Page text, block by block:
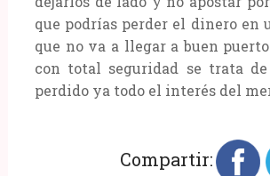
que podrías perder el dinero en
que no va a llegar a buen
con total seguridad se trata
perdido ya todo el interés del
Compartir: